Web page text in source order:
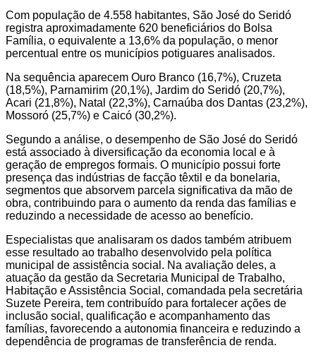
Com população de 4.558 habitantes, São José do Seridó
registra aproximadamente 620 beneficiários do Bolsa
Família, o equivalente a 13,6% da população, o menor
percentual entre os municípios potiguares analisados.
Na sequência aparecem Ouro Branco (16,7%), Cruzeta
(18,5%), Parnamirim (20,1%), Jardim do Seridó (20,7%),
Acari (21,8%), Natal (22,3%), Carnaúba dos Dantas (23,2%),
Mossoró (25,7%) e Caicó (30,2%).
Segundo a análise, o desempenho de São José do Seridó
está associado à diversificação da economia local e à
geração de empregos formais. O município possui forte
presença das indústrias de facção têxtil e da bonelaria,
segmentos que absorvem parcela significativa da mão de
obra, contribuindo para o aumento da renda das famílias e
reduzindo a necessidade de acesso ao benefício.
Especialistas que analisaram os dados também atribuem
esse resultado ao trabalho desenvolvido pela política
municipal de assistência social. Na avaliação deles, a
atuação da gestão da Secretaria Municipal de Trabalho,
Habitação e Assistência Social, comandada pela secretária
Suzete Pereira, tem contribuído para fortalecer ações de
inclusão social, qualificação e acompanhamento das
famílias, favorecendo a autonomia financeira e reduzindo a
dependência de programas de transferência de renda.